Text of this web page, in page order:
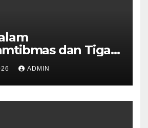
dan Tiga
Ungaran
Warga
Ronda
ADMIN